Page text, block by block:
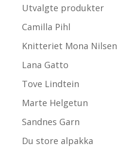
Utvalgte produkter
Camilla Pihl
Knitteriet Mona Nilsen
Lana Gatto
Tove Lindtein
Marte Helgetun
Sandnes Garn
Du store alpakka